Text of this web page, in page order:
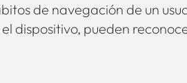
de navegación de un
dispositivo, pueden